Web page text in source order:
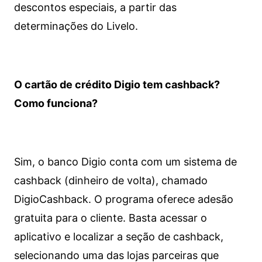
descontos especiais, a partir das
determinações do Livelo.
O cartão de crédito Digio tem cashback?
Como funciona?
Sim, o banco Digio conta com um sistema de
cashback (dinheiro de volta), chamado
DigioCashback. O programa oferece adesão
gratuita para o cliente. Basta acessar o
aplicativo e localizar a seção de cashback,
selecionando uma das lojas parceiras que